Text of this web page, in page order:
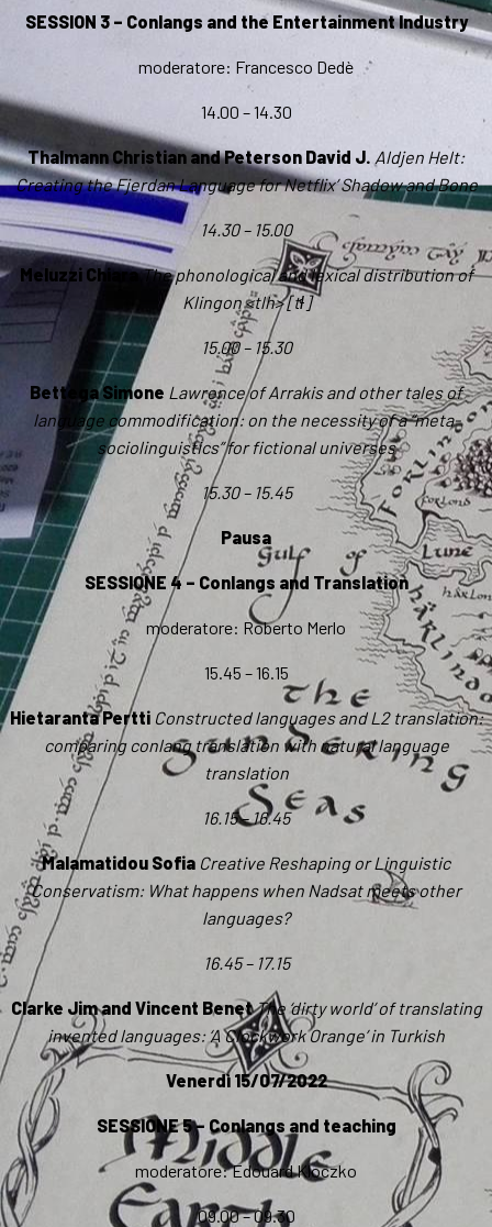
SESSION 3 – Conlangs and the Entertainment Industry
moderatore: Francesco Dedè
14.00 – 14.30
Thalmann Christian and Peterson David J. Aldjen Helt:
Creating the Fjerdan Language for Netflix’ Shadow and Bone
14.30 – 15.00
Meluzzi ChiaraThe phonological and lexical distribution of
Klingon <tlh> [tɬ]
15.00 – 15.30
Bettega Simone Lawrence of Arrakis and other tales of
language commodification: on the necessity of a “meta-
sociolinguistics” for fictional universes
15.30 – 15.45
Pausa
SESSIONE 4 – Conlangs and Translation
moderatore: Roberto Merlo
15.45 – 16.15
Hietaranta Pertti Constructed languages and L2 translation:
comparing conlang translation with natural language
translation
16.15 – 16.45
Malamatidou Sofia Creative Reshaping or Linguistic
Conservatism: What happens when Nadsat meets other
languages?
16.45 – 17.15
Clarke Jim and Vincent BenetThe ‘dirty world’ of translating
invented languages: ‘A Clockwork Orange’ in Turkish
Venerdì 15/07/2022
SESSIONE 5 – Conlangs and teaching
moderatore: Edouard Kloczko
09.00 – 09.30